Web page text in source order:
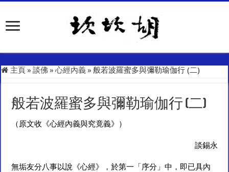
主頁 » 談佛 » 心經內義 » 般若波羅蜜多與彌勒瑜伽行 (二)
般若波羅蜜多與彌勒瑜伽行 (二)
（原文收《心經內義與究竟義》）
談錫永
無垢友分八事以說《心經》，於第一「序分」中，即已具內